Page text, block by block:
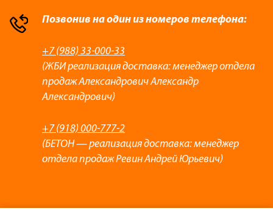
Позвонив на один из номеров телефона:
+7 (988) 33-000-33
(ЖБИ реализация доставка: менеджер отдела
продаж Александрович Александр
Александрович)
+7 (918) 000-777-2
(БЕТОН — реализация доставка: менеджер
отдела продаж Ревин Андрей Юрьевич)